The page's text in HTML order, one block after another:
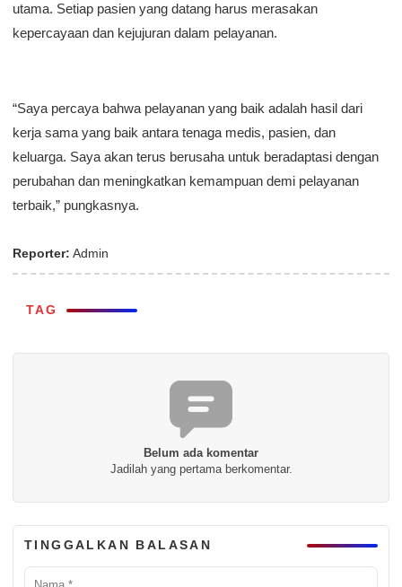
utama. Setiap pasien yang datang harus merasakan
kepercayaan dan kejujuran dalam pelayanan.
“Saya percaya bahwa pelayanan yang baik adalah hasil dari
kerja sama yang baik antara tenaga medis, pasien, dan
keluarga. Saya akan terus berusaha untuk beradaptasi dengan
perubahan dan meningkatkan kemampuan demi pelayanan
terbaik,” pungkasnya.
Reporter: Admin
TAG
Belum ada komentar
Jadilah yang pertama berkomentar.
TINGGALKAN BALASAN